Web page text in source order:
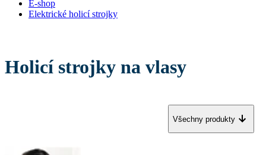
E-shop
Elektrické holicí strojky
Holicí strojky na vlasy
Všechny produkty